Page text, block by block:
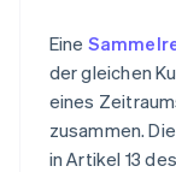
Eine
der gleichen
eines
zusammen.
in Artikel 13